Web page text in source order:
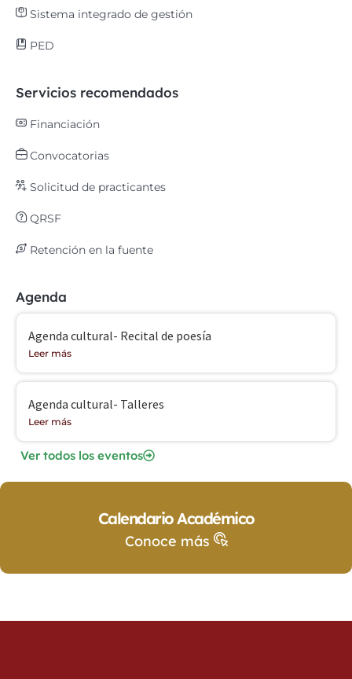
Sistema integrado de gestión
PED
Servicios recomendados
Financiación
Convocatorias
Solicitud de practicantes
QRSF
Retención en la fuente
Agenda
Agenda cultural- Recital de poesía
Leer más
Agenda cultural- Talleres
Leer más
Ver todos los eventos
Calendario Académico
Conoce más